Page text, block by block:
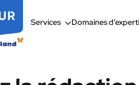
Services Domaines